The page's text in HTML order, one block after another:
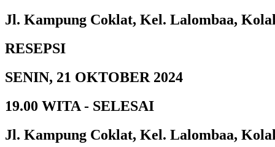
Jl. Kampung Coklat, Kel. Lalombaa,
RESEPSI
SENIN, 21 OKTOBER 2024
19.00 WITA - SELESAI
Jl. Kampung Coklat, Kel. Lalombaa,